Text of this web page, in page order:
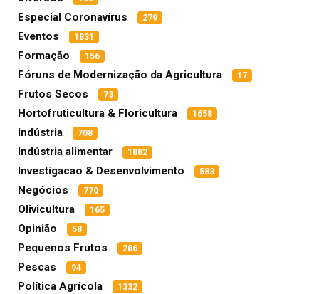
Especial Coronavírus 279
Eventos 1831
Formação 156
Fóruns de Modernização da Agricultura 17
Frutos Secos 73
Hortofruticultura & Floricultura 1658
Indústria 708
Indústria alimentar 1882
Investigacao & Desenvolvimento 583
Negócios 770
Olivicultura 165
Opinião 58
Pequenos Frutos 286
Pescas 94
Política Agrícola 1332